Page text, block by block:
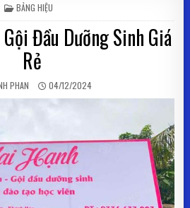
POSTED IN
BẢNG HIỆU
Đầu Dưỡng Sinh Giá
Rẻ
PHAN PUBLISHED DATE:
04/12/2024